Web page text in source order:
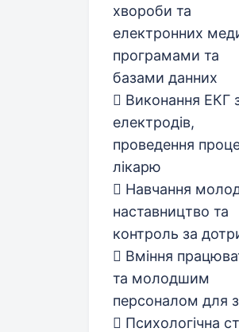
хвороби та
електронних
програмами та
базами данних
 Виконання ЕКГ
електродів,
проведення
лікарю
 Навчання
наставництво та
контроль за
 Вміння
та молодшим
персоналом для
 Психологічна